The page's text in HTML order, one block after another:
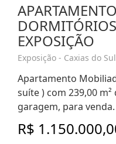
EXPOSIÇÃO
Exposição - Caxias do Sul
Apartamento
suíte ) com 239,00
garagem, para venda.
R$